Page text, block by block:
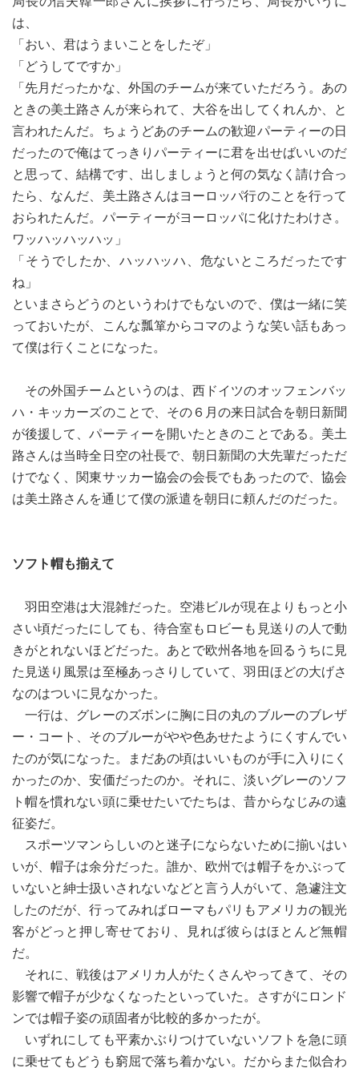
は、
「おい、君はうまいことをしたぞ」
「どうしてですか」
「先月だったかな、外国のチームが来ていただろう。あの
ときの美土路さんが来られて、大谷を出してくれんか、と
言われたんだ。ちょうどあのチームの歓迎パーティーの日
だったので俺はてっきりパーティーに君を出せばいいのだ
と思って、結構です、出しましょうと何の気なく請け合っ
たら、なんだ、美土路さんはヨーロッパ行のことを行って
おられたんだ。パーティーがヨーロッパに化けたわけさ。
ワッハッハッハッ」
「そうでしたか、ハッハッハ、危ないところだったです
ね」
といまさらどうのというわけでもないので、僕は一緒に笑
っておいたが、こんな瓢箪からコマのような笑い話もあっ
て僕は行くことになった。
その外国チームというのは、西ドイツのオッフェンバッ
ハ・キッカーズのことで、その６月の来日試合を朝日新聞
が後援して、パーティーを開いたときのことである。美土
路さんは当時全日空の社長で、朝日新聞の大先輩だっただ
けでなく、関東サッカー協会の会長でもあったので、協会
は美土路さんを通じて僕の派遣を朝日に頼んだのだった。
ソフト帽も揃えて
羽田空港は大混雑だった。空港ビルが現在よりもっと小
さい頃だったにしても、待合室もロビーも見送りの人で動
きがとれないほどだった。あとで欧州各地を回るうちに見
た見送り風景は至極あっさりしていて、羽田ほどの大げさ
なのはついに見なかった。
一行は、グレーのズボンに胸に日の丸のブルーのブレザ
ー・コート、そのブルーがやや色あせたようにくすんでい
たのが気になった。まだあの頃はいいものが手に入りにく
かったのか、安価だったのか。それに、淡いグレーのソフ
ト帽を慣れない頭に乗せたいでたちは、昔からなじみの遠
征姿だ。
スポーツマンらしいのと迷子にならないために揃いはい
いが、帽子は余分だった。誰か、欧州では帽子をかぶって
いないと紳士扱いされないなどと言う人がいて、急遽注文
したのだが、行ってみればローマもパリもアメリカの観光
客がどっと押し寄せており、見れば彼らはほとんど無帽
だ。
それに、戦後はアメリカ人がたくさんやってきて、その
影響で帽子が少なくなったといっていた。さすがにロンド
ンでは帽子姿の頑固者が比較的多かったが。
いずれにしても平素かぶりつけていないソフトを急に頭
に乗せてもどうも窮屈で落ち着かない。だからまた似合わ